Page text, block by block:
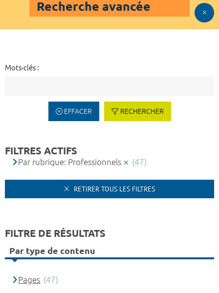
Recherche avancée
Mots-clés :
EFFACER RECHERCHER
FILTRES ACTIFS
Par rubrique: Professionnels (47)
RETIRER TOUS LES FILTRES
FILTRE DE RÉSULTATS
Par type de contenu
Pages (47)